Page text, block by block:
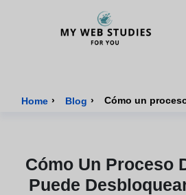
Home › Blog › Cómo un
Cómo Un Proceso
Puede